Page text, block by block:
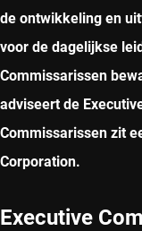
de ontwikkeling en
voor de dagelijkse
Commissarissen
adviseert de
Commissarissen zit
Corporation.
Executive